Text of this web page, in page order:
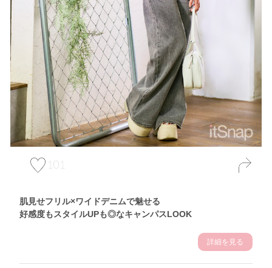
101
肌見せフリル×ワイドデニムで魅せる
好感度もスタイルUPも◎なキャンパスLOOK
詳細を見る